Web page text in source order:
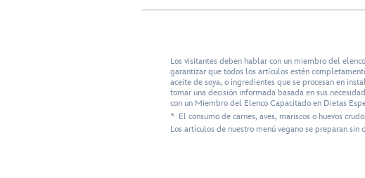
Los visitantes deben hablar con un miembro del
garantizar que todos los artículos estén
aceite de soya, o ingredientes que se procesan en
tomar una decisión informada basada en sus
con un Miembro del Elenco Capacitado en Dietas
* El consumo de carnes, aves, mariscos o huevos
Los artículos de nuestro menú vegano se preparan